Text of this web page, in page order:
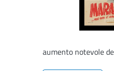
aumento notevole